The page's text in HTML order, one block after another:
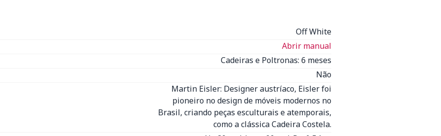
Off White
Abrir manual
Cadeiras e Poltronas: 6 meses
Não
Martin Eisler: Designer austríaco, Eisler foi
pioneiro no design de móveis modernos no
Brasil, criando peças esculturais e atemporais,
como a clássica Cadeira Costela.